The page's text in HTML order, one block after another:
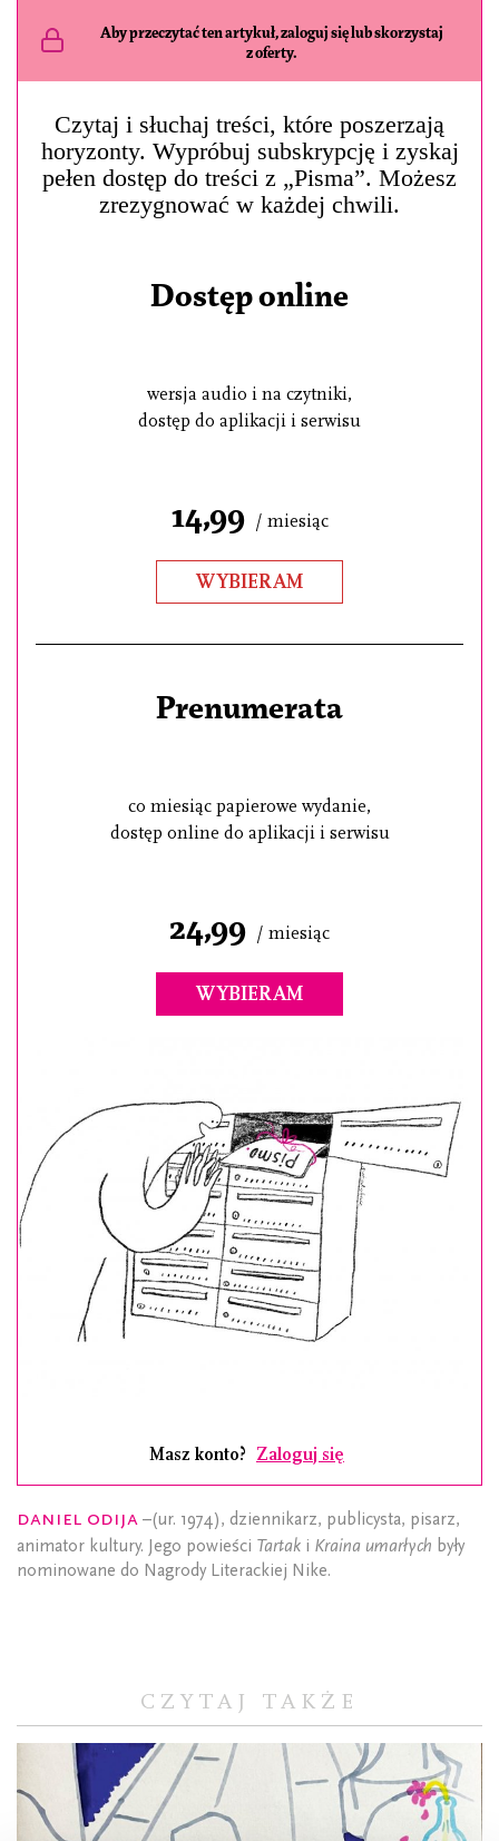
Aby przeczytać ten artykuł, zaloguj się lub skorzystaj
z oferty.
Czytaj i słuchaj treści, które poszerzają
horyzonty. Wypróbuj subskrypcję i zyskaj
pełen dostęp do treści z „Pisma”. Możesz
zrezygnować w każdej chwili.
Dostęp online
wersja audio i na czytniki,
dostęp do aplikacji i serwisu
14,99 / miesiąc
WYBIERAM
Prenumerata
co miesiąc papierowe wydanie,
dostęp online do aplikacji i serwisu
24,99 / miesiąc
WYBIERAM
Masz konto? Zaloguj się
Daniel Odija –(ur. 1974), dziennikarz, publicysta, pisarz,
animator kultury. Jego powieści Tartak i Kraina umarłych były
nominowane do Nagrody Literackiej Nike.
CZYTAJ TAKŻE